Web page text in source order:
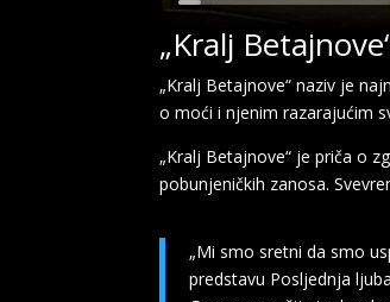
„Kralj
„Kralj Betajnove“ naziv je
o moći i njenim razarajućim
„Kralj Betajnove“ je priča o
pobunjeničkih zanosa.
„Mi smo sretni da smo
predstavu Posljednja